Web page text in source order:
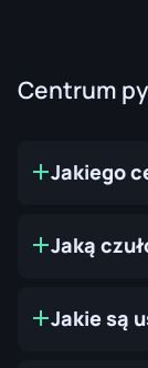
Centrum
Jakiego
Jaką
Jakie są